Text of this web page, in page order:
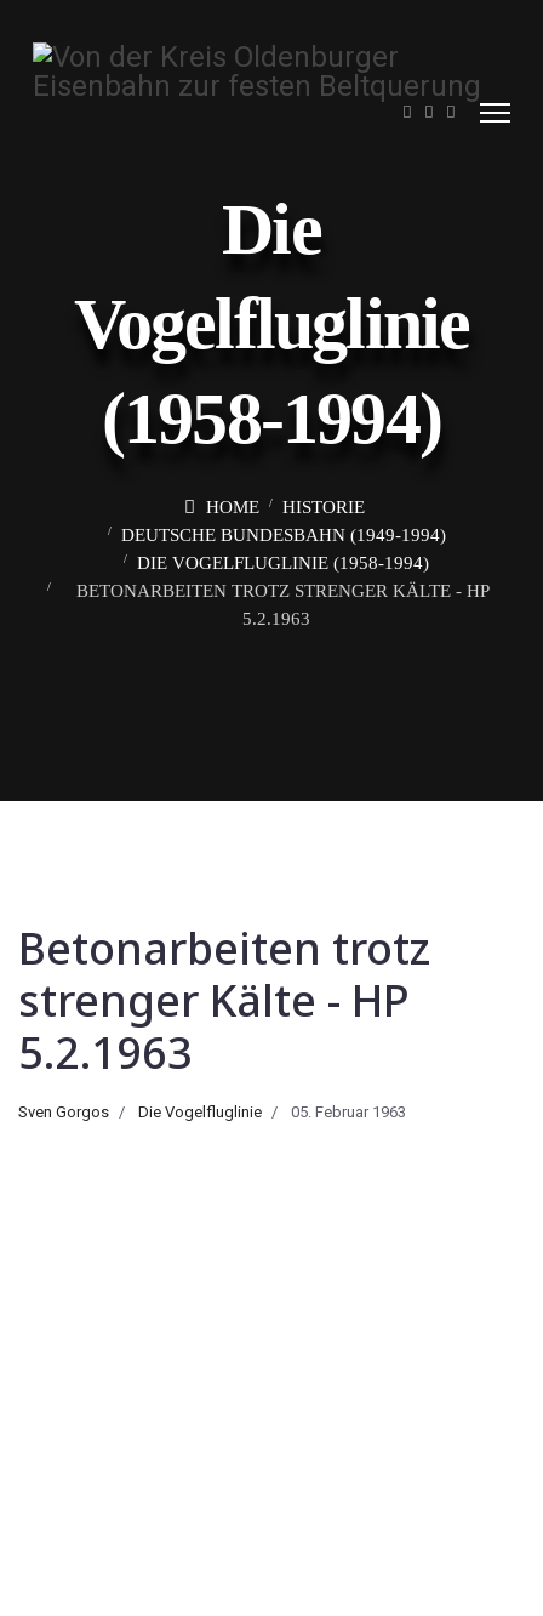
Die
Vogelfluglinie
(1958-1994)
HOME
HISTORIE
DEUTSCHE BUNDESBAHN (1949-1994)
DIE VOGELFLUGLINIE (1958-1994)
BETONARBEITEN TROTZ STRENGER KÄLTE - HP
5.2.1963
Betonarbeiten trotz
strenger Kälte - HP
5.2.1963
Sven Gorgos Die Vogelfluglinie 05. Februar 1963